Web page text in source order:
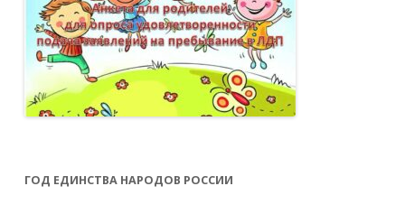
ГОД ЕДИНСТВА НАРОДОВ РОССИИ